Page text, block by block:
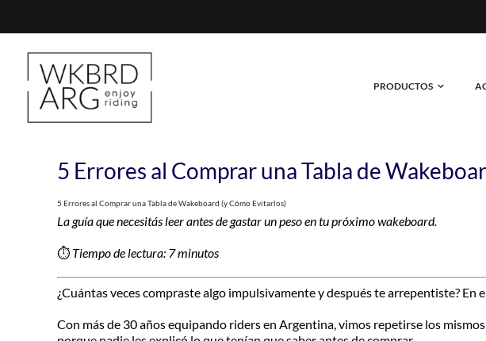
content
MAS DE 20 AÑOS
PRODUCTOS
5 Errores al Comprar una Tabla de
5 Errores al Comprar una Tabla de Wakeboard (y Cómo Evitarlos)
La guía que necesitás leer antes de gastar un peso en tu próximo wakeboard.
⏱ Tiempo de lectura: 7 minutos
¿Cuántas veces compraste algo impulsivamente y después te arrepentiste?
Con más de 30 años equipando riders en Argentina, vimos repetirse los